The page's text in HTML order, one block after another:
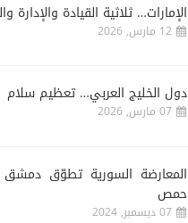
الإمارات… ثلاثية القيادة والإدارة
12 مارس, 2026
دول الخليج العربي… تعظيم سلام
07 مارس, 2026
المعارضة السورية تطوّق
حمص
07 ديسمبر, 2024